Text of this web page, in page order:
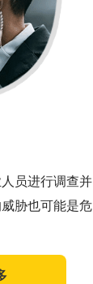
员进行调查并
胁也可能是危